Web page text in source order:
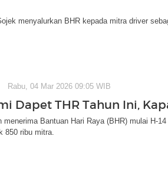
menyalurkan BHR kepada mitra driver
Rabu, 04 Mar 2026 09:05 WIB
Dapet THR Tahun Ini,
menerima Bantuan Hari Raya (BHR) mulai H-
850 ribu mitra.